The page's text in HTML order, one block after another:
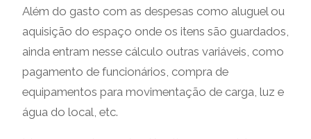
Além do gasto com as despesas como aluguel ou
aquisição do espaço onde os itens são guardados,
ainda entram nesse cálculo outras variáveis, como
pagamento de funcionários, compra de
equipamentos para movimentação de carga, luz e
água do local, etc.